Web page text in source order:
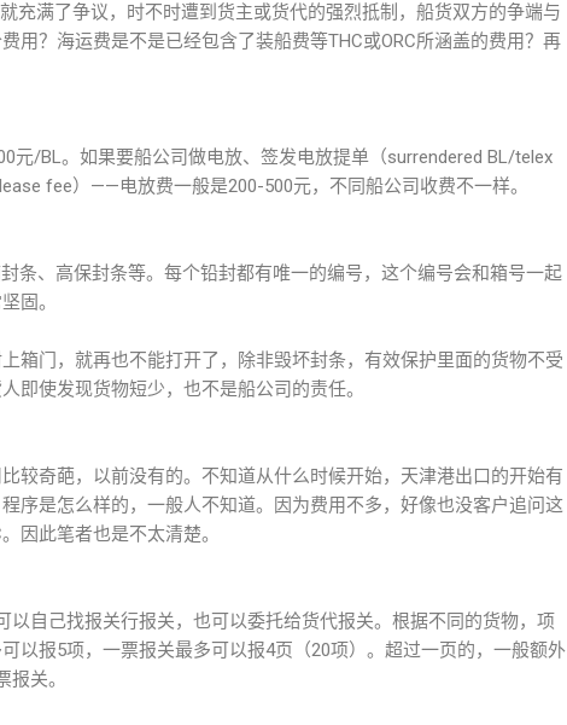
充满了争议，时不时遭到货主或货代的强烈抵制，船货双方的争端与
用？海运费是不是已经包含了装船费等THC或ORC所涵盖的费用？再
元/BL。如果要船公司做电放、签发电放提单（surrendered BL/telex
fee）——电放费一般是200-500元，不同船公司收费不一样。
条、高保封条等。每个铅封都有唯一的编号，这个编号会和箱号一起
固。
箱门，就再也不能打开了，除非毁坏封条，有效保护里面的货物不受
即使发现货物短少，也不是船公司的责任。
较奇葩，以前没有的。不知道从什么时候开始，天津港出口的开始有
序是怎么样的，一般人不知道。因为费用不多，好像也没客户追问这
因此笔者也是不太清楚。
以自己找报关行报关，也可以委托给货代报关。根据不同的货物，项
以报5项，一票报关最多可以报4页（20项）。超过一页的，一般额外
关。